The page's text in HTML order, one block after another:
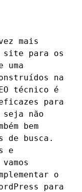
mais
site para os
uma
na
técnico é
para
não
bem
de busca.
e
o
para